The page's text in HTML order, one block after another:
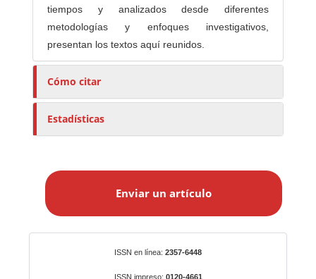
tiempos y analizados desde diferentes
metodologías y enfoques investigativos,
presentan los textos aquí reunidos.
Cómo citar
Estadísticas
a
Enviar un artículo
ISSN en línea: 2357-6448
ISSN impreso: 0120-4661